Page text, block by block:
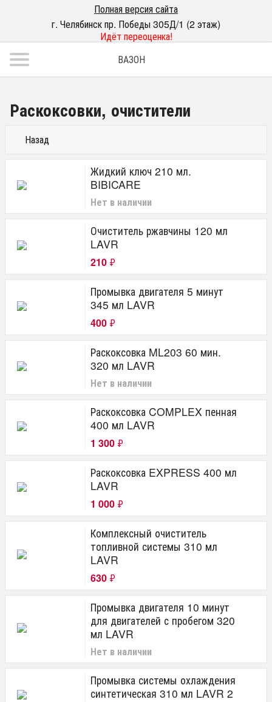
Полная версия сайта
г. Челябинск пр. Победы 305Д/1 (2 этаж)
Идёт переоценка!
ВАЗОН
Раскоксовки, очистители
Назад
Жидкий ключ 210 мл.
BIBICARE
Нет в наличии
Очиститель ржавчины 120 мл
LAVR
210 ₽
Промывка двигателя 5 минут
345 мл LAVR
400 ₽
Раскоксовка ML203 60 мин.
320 мл LAVR
Нет в наличии
Раскоксовка COMPLEX пенная
400 мл LAVR
1 300 ₽
Раскоксовка EXPRESS 400 мл
LAVR
1 000 ₽
Комплексный очиститель
топливной системы 310 мл
LAVR
630 ₽
Промывка двигателя 10 минут
для двигателей с пробегом 320
мл LAVR
Нет в наличии
Промывка системы охлаждения
синтетическая 310 мл LAVR 2